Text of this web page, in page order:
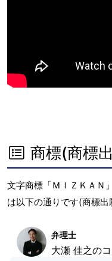
商標(商標
文字商標「ＭＩＺＫＡＮ
は以下の通りです(商標出
弁理士
大瀬 佳之の